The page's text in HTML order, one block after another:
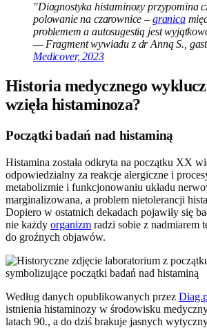
"Diagnostyka histaminozy przypomina
polowanie na czarownice – granica
problemem a autosugestią jest
— Fragment wywiadu z dr Anną S.,
Medicover, 2023
Historia medycznego
wzięła histaminoza?
Początki badań nad histaminą
Histamina została odkryta na początku XX
odpowiedzialny za reakcje alergiczne i
metabolizmie i funkcjonowaniu układu
marginalizowana, a problem nietolerancji
Dopiero w ostatnich dekadach pojawiły się
nie każdy organizm radzi sobie z nadmiarem
do groźnych objawów.
Według danych opublikowanych przez
istnienia histaminozy w środowisku
latach 90., a do dziś brakuje jasnych